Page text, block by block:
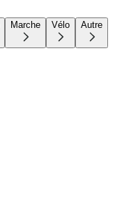
Marche Vélo Autre